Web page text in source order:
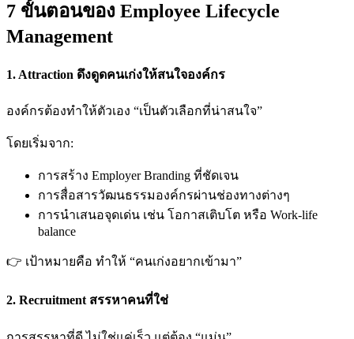
7 ขั้นตอนของ Employee Lifecycle
Management
1. Attraction ดึงดูดคนเก่งให้สนใจองค์กร
องค์กรต้องทำให้ตัวเอง “เป็นตัวเลือกที่น่าสนใจ”
โดยเริ่มจาก:
การสร้าง Employer Branding ที่ชัดเจน
การสื่อสารวัฒนธรรมองค์กรผ่านช่องทางต่างๆ
การนำเสนอจุดเด่น เช่น โอกาสเติบโต หรือ Work-life
balance
👉 เป้าหมายคือ ทำให้ “คนเก่งอยากเข้ามา”
2. Recruitment สรรหาคนที่ใช่